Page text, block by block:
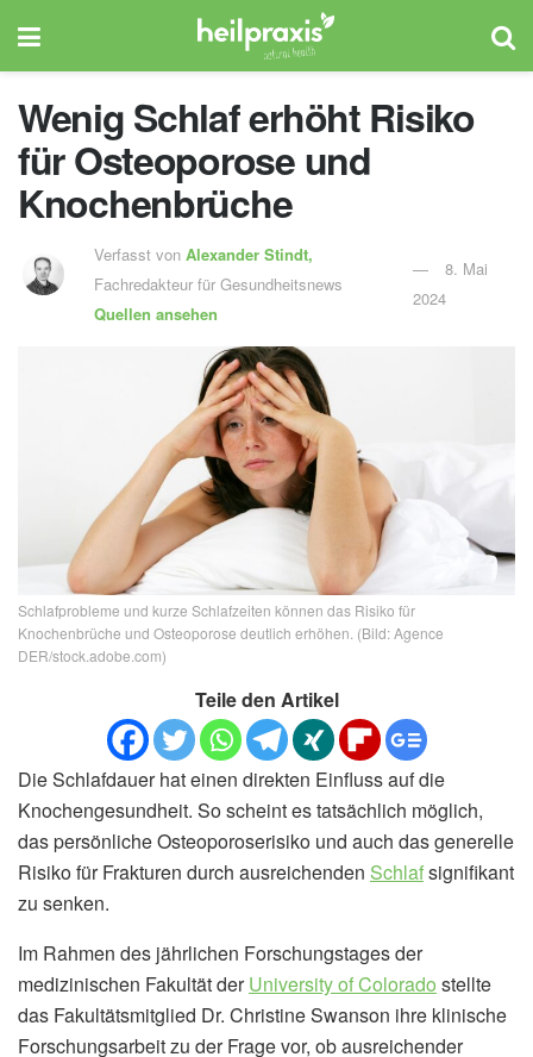
Wenig Schlaf erhöht Risiko
für Osteoporose und
Knochenbrüche
Verfasst von Alexander Stindt,
Fachredakteur für Gesundheitsnews
Quellen ansehen
8. Mai
2024
Schlafprobleme und kurze Schlafzeiten können das Risiko für
Knochenbrüche und Osteoporose deutlich erhöhen. (Bild: Agence
DER/stock.adobe.com)
Teile den Artikel
Die Schlafdauer hat einen direkten Einfluss auf die
Knochengesundheit. So scheint es tatsächlich möglich,
das persönliche Osteoporoserisiko und auch das generelle
Risiko für Frakturen durch ausreichenden Schlafsignifikant
zu senken.
Im Rahmen des jährlichen Forschungstages der
medizinischen Fakultät derUniversity of Colorado stellte
das Fakultätsmitglied Dr. Christine Swanson ihre klinische
Forschungsarbeit zu der Frage vor, ob ausreichender